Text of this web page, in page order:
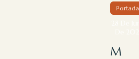
Portada
M